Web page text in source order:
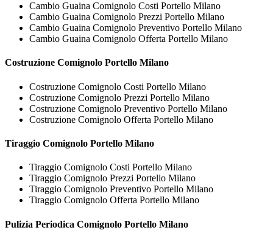
Cambio Guaina Comignolo Costi Portello Milano
Cambio Guaina Comignolo Prezzi Portello Milano
Cambio Guaina Comignolo Preventivo Portello Milano
Cambio Guaina Comignolo Offerta Portello Milano
Costruzione Comignolo Portello Milano
Costruzione Comignolo Costi Portello Milano
Costruzione Comignolo Prezzi Portello Milano
Costruzione Comignolo Preventivo Portello Milano
Costruzione Comignolo Offerta Portello Milano
Tiraggio Comignolo Portello Milano
Tiraggio Comignolo Costi Portello Milano
Tiraggio Comignolo Prezzi Portello Milano
Tiraggio Comignolo Preventivo Portello Milano
Tiraggio Comignolo Offerta Portello Milano
Pulizia Periodica Comignolo Portello Milano